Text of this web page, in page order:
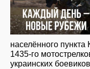
населённого
1435-го
украинских